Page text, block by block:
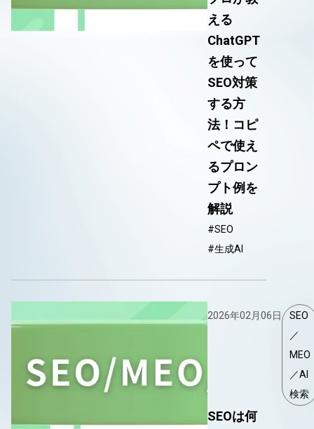
える
ChatGPT
を使って
SEO対策
する方
法！コピ
ペで使え
るプロン
プト例を
解説
#SEO
#生成AI
2026年02月06日
SEO
／
MEO
／AI
検索
SEOは何